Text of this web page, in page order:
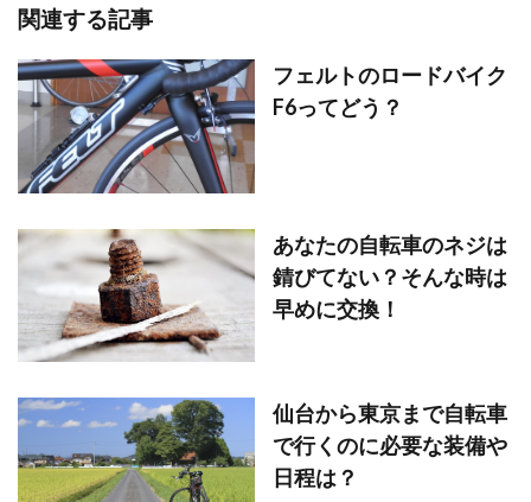
関連する記事
フェルトのロードバイク
F6ってどう？
あなたの自転車のネジは
錆びてない？そんな時は
早めに交換！
仙台から東京まで自転車
で行くのに必要な装備や
日程は？